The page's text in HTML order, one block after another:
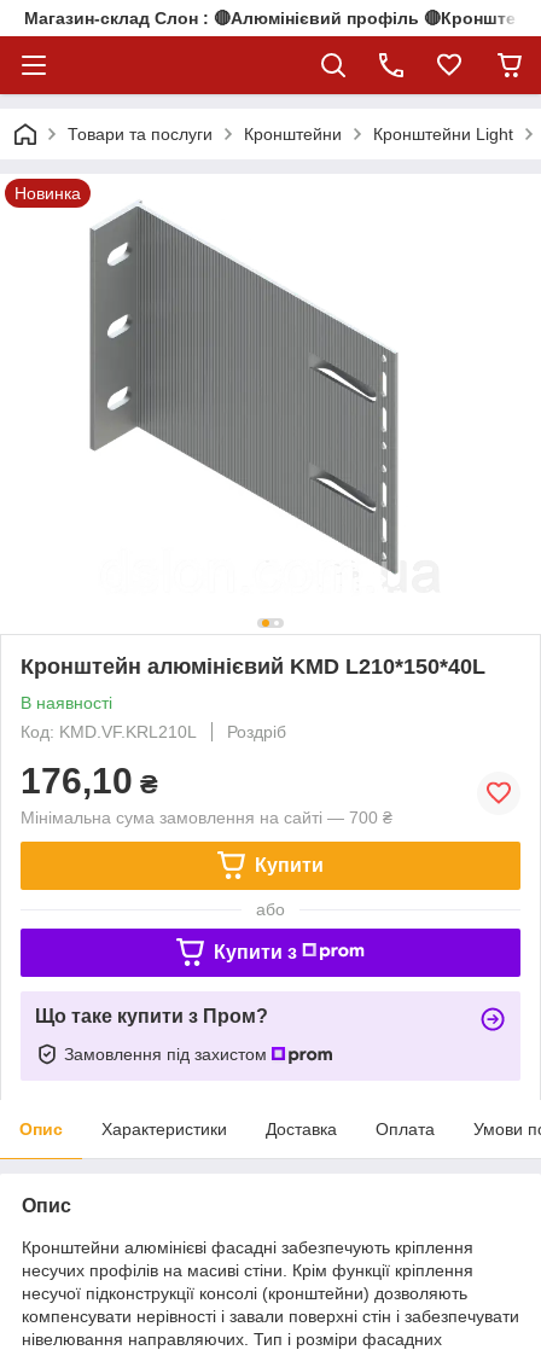
Магазин-склад Слон : 🔴Алюмінієвий профіль
Товари та послуги Кронштейни Кронштейни Light
Новинка
Кронштейн алюмінієвий KMD L210*150*40L
В наявності
Код: KMD.VF.KRL210L
Роздріб
176,10 ₴
Мінімальна сума замовлення на сайті — 700 ₴
Купити
або
Купити з
Що таке купити з Пром?
Замовлення під захистом
Опис Характеристики Доставка Оплата Умови
Опис
Кронштейни алюмінієві фасадні забезпечують кріплення
несучих профілів на масиві стіни. Крім функції кріплення
несучої підконструкції консолі (кронштейни) дозволяють
компенсувати нерівності і завали поверхні стін і забезпечувати
нівелювання направляючих. Тип і розміри фасадних